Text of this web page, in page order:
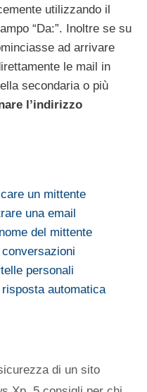
utilizzando il
“Da:”. Inoltre se su
ad arrivare
le mail in
secondaria o più
l’indirizzo
un mittente
una email
del mittente
personali
automatica
di un sito